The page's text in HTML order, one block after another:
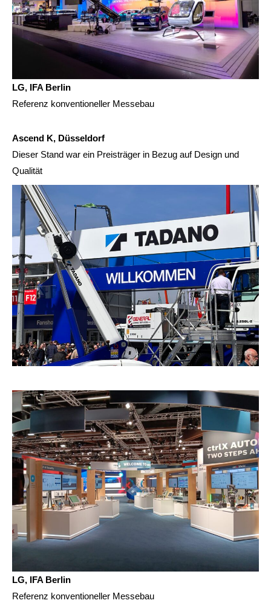
LG, IFA Berlin
Referenz konventioneller Messebau
Ascend K, Düsseldorf
Dieser Stand war ein Preisträger in Bezug auf Design und
Qualität
LG, IFA Berlin
Referenz konventioneller Messebau